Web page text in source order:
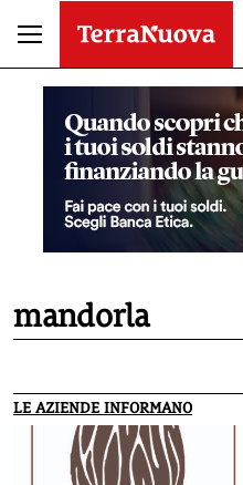
mandorla
LE AZIENDE INFORMANO